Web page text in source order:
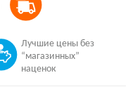
Лучшие цены без
“магазинных”
наценок